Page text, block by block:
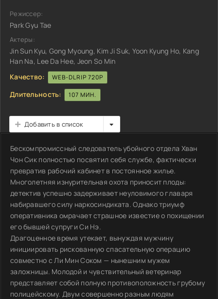
Режиссер:
Park Gyu Tae
Актеры:
Jin Sun Kyu, Gong Myoung, Kim Ji Suk, Yoon Kyung Ho, Kang
Han Na, Lee Da Hee, Jeon So Min
Качество:
WEB-DLRIP 720P
Длительность: 107 МИН.
Добавить в список
Бескомпромиссный следователь убойного отдела Хван
Чон Сик полностью посвятил себя службе, фактически
превратив рабочий кабинет в постоянное жилье.
Многолетняя изнурительная охота приносит плоды:
детектив успешно задерживает неуловимого главаря
набиравшего силу наркосиндиката. Однако триумф
оперативника омрачает страшное известие о похищении
его бывшей супруги Си Нэ.
Драгоценное время утекает, вынуждая мужчину
инициировать рискованную спасательную операцию
совместно с Ли Мин Соком — нынешним мужем
заложницы. Молодой и чувствительный ветеринар
представляет собой полную противоположность грубому
полицейскому. Двум совершенно разным людям